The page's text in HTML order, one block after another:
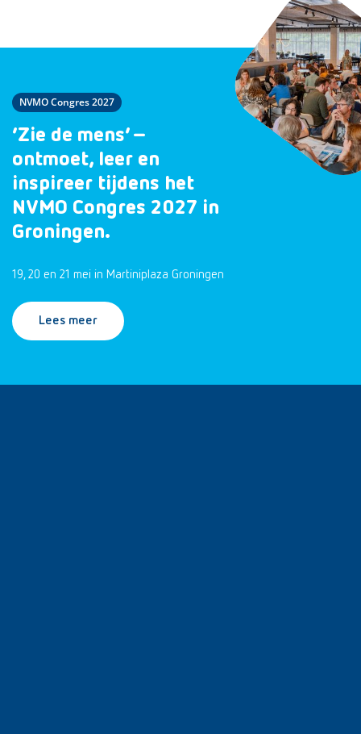
NVMO Congres 2027
‘Zie de mens’ –
ontmoet, leer en
inspireer tijdens het
NVMO Congres 2027 in
Groningen.
19, 20 en 21 mei in Martiniplaza Groningen
Lees meer